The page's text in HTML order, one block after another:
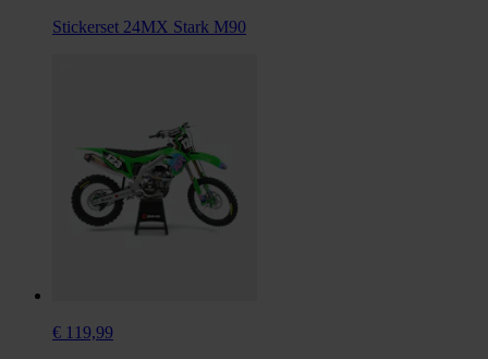
Stickerset 24MX Stark M90
€ 119,99